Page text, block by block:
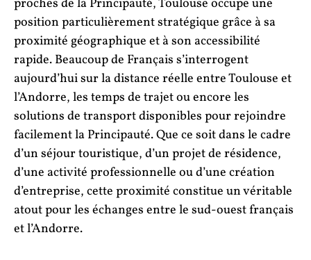
proches de la Principauté, Toulouse occupe une
position particulièrement stratégique grâce à sa
proximité géographique et à son accessibilité
rapide. Beaucoup de Français s’interrogent
aujourd’hui sur la distance réelle entre Toulouse et
l’Andorre, les temps de trajet ou encore les
solutions de transport disponibles pour rejoindre
facilement la Principauté. Que ce soit dans le cadre
d’un séjour touristique, d’un projet de résidence,
d’une activité professionnelle ou d’une création
d’entreprise, cette proximité constitue un véritable
atout pour les échanges entre le sud-ouest français
et l’Andorre.